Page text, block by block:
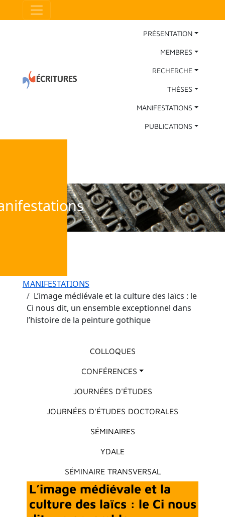
Aller au contenu principal
Main Navigation
PRÉSENTATION
MEMBRES
RECHERCHE
THÈSES
MANIFESTATIONS
PUBLICATIONS
Fil d'Ariane
MANIFESTATIONS
L’image médiévale et la culture des laïcs : le
Ci nous dit, un ensemble exceptionnel dans
l’histoire de la peinture gothique
Menu principalCOLLOQUES
CONFÉRENCES
JOURNÉES D'ÉTUDES
JOURNÉES D'ÉTUDES DOCTORALES
SÉMINAIRES
YDALE
SÉMINAIRE TRANSVERSAL
L’image médiévale et la
culture des laïcs : le Ci nous
Panneau de gestion des cookies